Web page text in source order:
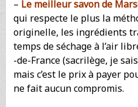
– Le meilleur savon de
qui respecte le plus la
originelle, les ingrédients
temps de séchage à l’air
-de-France (sacrilège, je
mais c’est le prix à payer
ne fait aucun compromis.